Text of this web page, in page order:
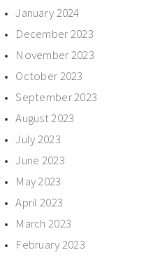
January 2024
December 2023
November 2023
October 2023
September 2023
August 2023
July 2023
June 2023
May 2023
April 2023
March 2023
February 2023